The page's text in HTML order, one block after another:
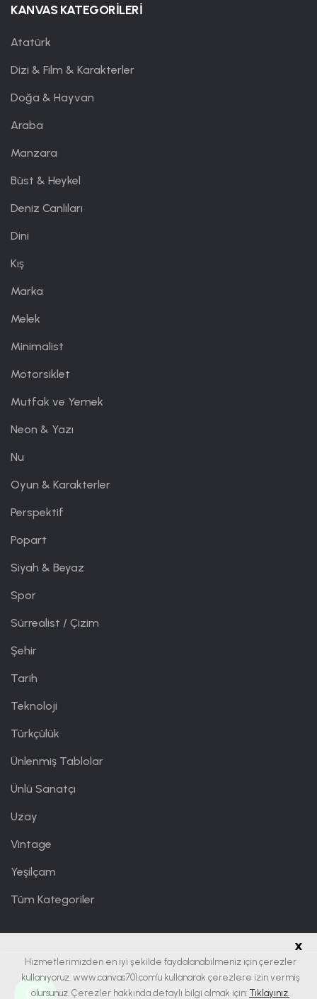
KANVAS KATEGORİLERİ
Atatürk
Dizi & Film & Karakterler
Doğa & Hayvan
Araba
Manzara
Büst & Heykel
Deniz Canlıları
Dini
Kış
Marka
Melek
Minimalist
Motorsiklet
Mutfak ve Yemek
Neon & Yazı
Nu
Oyun & Karakterler
Perspektif
Popart
Siyah & Beyaz
Spor
Sürrealist / Çizim
Şehir
Tarih
Teknoloji
Türkçülük
Ünlenmiş Tablolar
Ünlü Sanatçı
Uzay
Vintage
Yeşilçam
Tüm Kategoriler
Copyright © 2019 - 2026Canvas701| Tüm Hakları Saklıdır.
Canvas701 birOffice701markasıdır.
x
Hizmetlerimizden en iyi şekilde faydalanabilmeniz için çerezler
kullanıyoruz. www.canvas701.com’u kullanarak çerezlere izin vermiş
olursunuz. Çerezler hakkında detaylı bilgi almak için: Tıklayınız.